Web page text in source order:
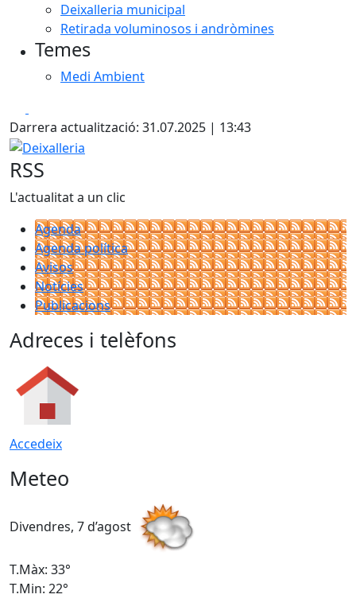
Deixalleria municipal
Retirada voluminosos i andròmines
Temes
Medi Ambient
Darrera actualització: 31.07.2025 | 13:43
Deixalleria
RSS
L'actualitat a un clic
Agenda
Agenda política
Avisos
Notícies
Publicacions
Adreces i telèfons
Accedeix
Meteo
Divendres, 7 d’agost
T.Màx: 33°
T.Min: 22°